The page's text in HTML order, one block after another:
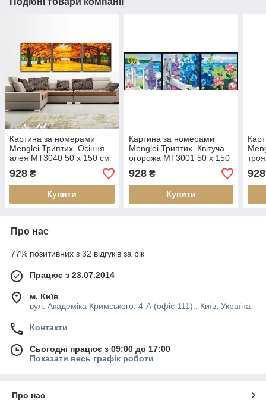
Картина за номерами
Menglei Триптих. Осіння
алея MT3040 50 х 150 см
928 ₴
Купити
Картина за номерами
Menglei Триптих. Квітуча
огорожа MT3001 50 х 150
см
928₴
Купити
см
928
Про нас
77% позитивних з 32 відгуків за рік
Працює з 23.07.2014
м. Київ
вул. Академіка Кримського, 4-А (офіс 111)., Київ, Україна
Контакти
Сьогодні працює з 09:00 до 17:00
Показати весь графік роботи
Про нас